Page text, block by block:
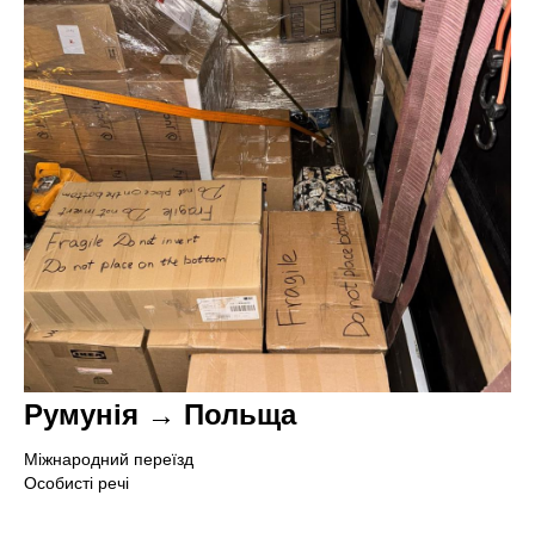
Румунія → Польща
Міжнародний переїзд
Особисті речі